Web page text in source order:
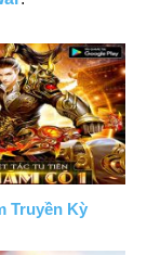
Truyền Kỳ